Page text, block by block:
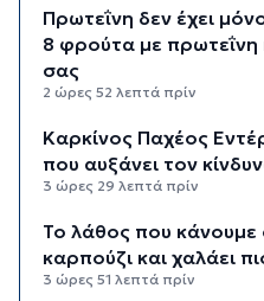
Πρωτεΐνη δεν έχει
8 φρούτα με πρωτεΐνη
σας
2 ώρες 52 λεπτά πρίν
Καρκίνος Παχέος
που αυξάνει τον
3 ώρες 29 λεπτά πρίν
Το λάθος που κάνουμε
καρπούζι και χαλάει
3 ώρες 51 λεπτά πρίν